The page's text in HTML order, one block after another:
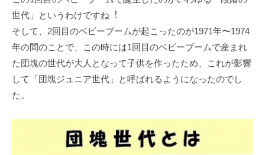
世代」というわけですね︕
そして、2回⽬のベビーブームが起こったのが1971年〜1974
年の間のことで、この時には1回⽬のベビーブームで産まれ
た団塊の世代が⼤⼈となって⼦供を作ったため、これが影響
して「団塊ジュニア世代」と呼ばれるようになったのでし
た。